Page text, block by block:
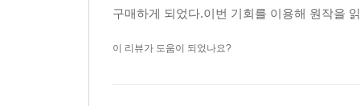
구매하게 되었다.이번 기회를 이용해 원작을
이 리뷰가 도움이 되었나요?